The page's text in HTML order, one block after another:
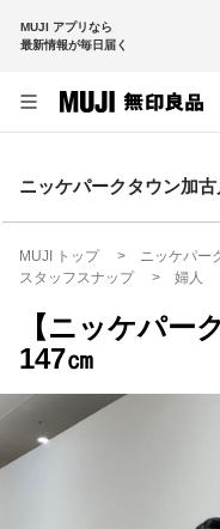
MUJI アプリなら
最新情報が毎日届く
ニッケパークタウン加古
MUJI トップ ニッケパー
スタッフスナップ
婦人
【ニッケパー
147㎝